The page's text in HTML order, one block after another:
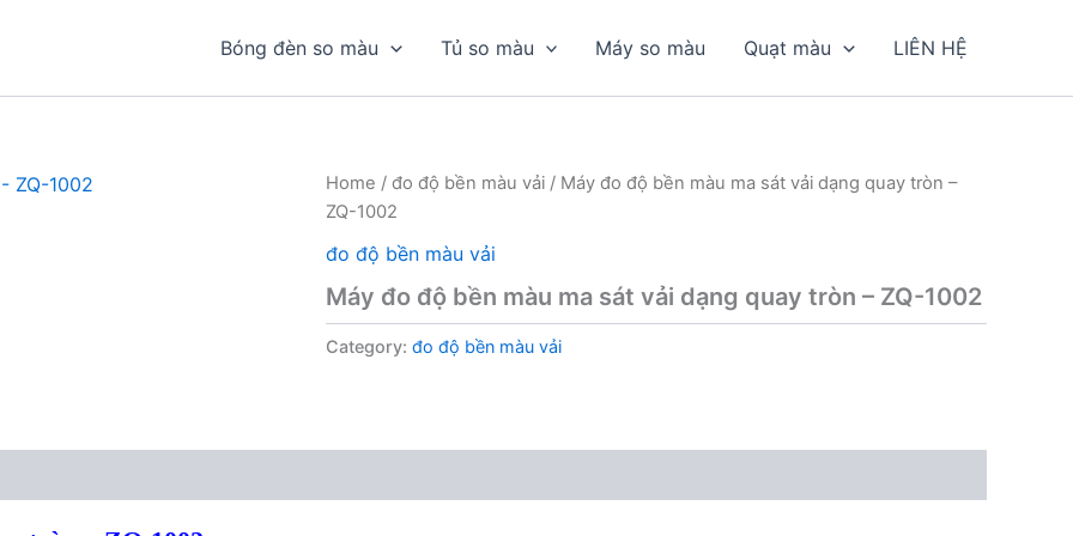
Bóng đèn so màu Tủ so màu Máy so màu Quạt màu LIÊN HỆ
Home / đo độ bền màu vải / Máy đo độ bền màu ma sát vải dạng quay tròn –
ZQ-1002
đo độ bền màu vải
Máy đo độ bền màu ma sát vải dạng quay tròn – ZQ-1002
Category: đo độ bền màu vải